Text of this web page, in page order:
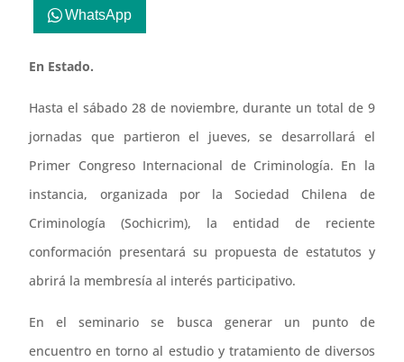
WhatsApp
En Estado.
Hasta el sábado 28 de noviembre, durante un total de 9
jornadas que partieron el jueves, se desarrollará el
Primer Congreso Internacional de Criminología. En la
instancia, organizada por la Sociedad Chilena de
Criminología (Sochicrim), la entidad de reciente
conformación presentará su propuesta de estatutos y
abrirá la membresía al interés participativo.
En el seminario se busca generar un punto de
encuentro en torno al estudio y tratamiento de diversos